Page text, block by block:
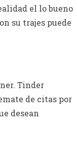
el lo bueno
su trajes puede
Tinder
de citas por
desean